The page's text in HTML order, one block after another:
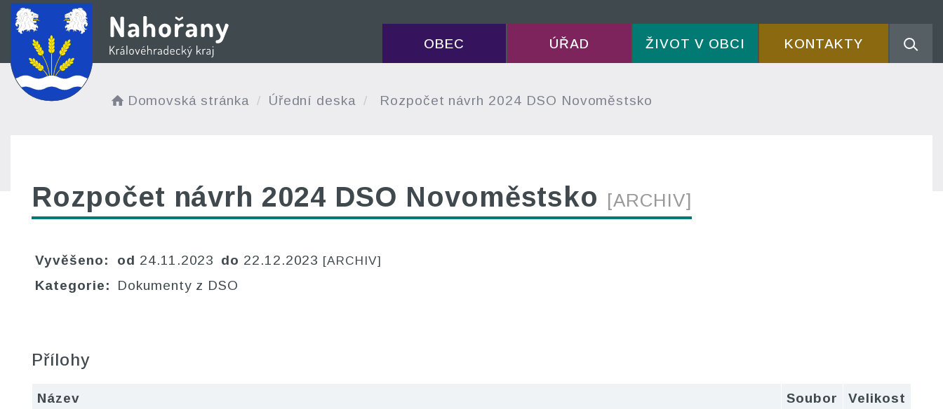
OBEC ÚŘAD ŽIVOT V OBCI KONTAKTY
Domovská stránka Úřední deska Rozpočet návrh 2024 DSO Novoměstsko
Rozpočet návrh 2024 DSO Novoměstsko [ARCHIV]
Vyvěšeno: od 24.11.2023 do 22.12.2023 [ARCHIV]
Kategorie: Dokumenty z DSO
Přílohy
Název Soubor
Velikost